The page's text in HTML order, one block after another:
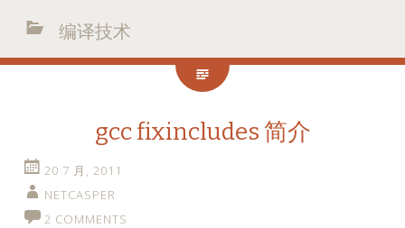
编译技术
gcc fixincludes 简介
20 7 月, 2011
NETCASPER
2 COMMENTS